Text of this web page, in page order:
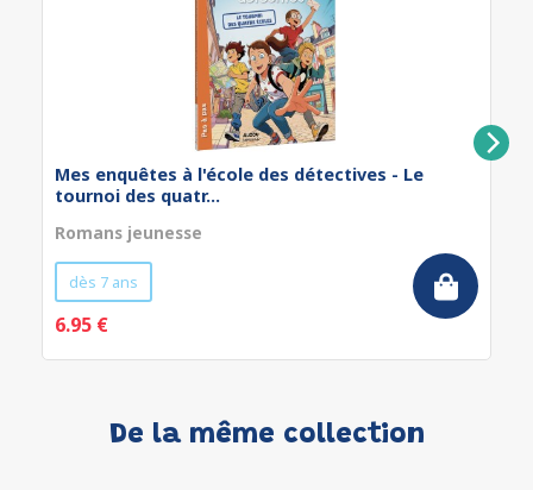
Mes enquêtes à l'école des détectives - Le
tournoi des quatr...
Romans jeunesse
dès 7 ans
6.95 €
De la même collection